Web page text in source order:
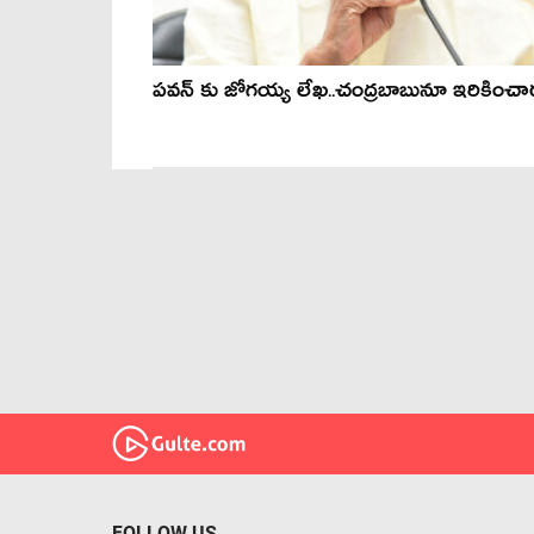
పవన్ కు జోగయ్య లేఖ..చంద్రబాబునూ